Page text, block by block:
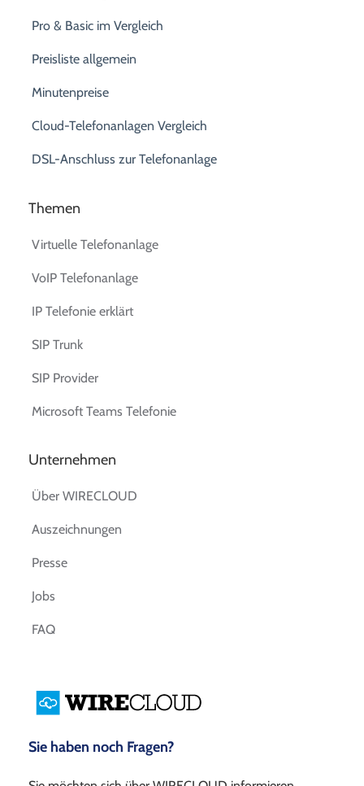
Pro & Basic im Vergleich
Preisliste allgemein
Minutenpreise
Cloud-Telefonanlagen Vergleich
DSL-Anschluss zur Telefonanlage
Themen
Virtuelle Telefonanlage
VoIP Telefonanlage
IP Telefonie erklärt
SIP Trunk
SIP Provider
Microsoft Teams Telefonie
Unternehmen
Über WIRECLOUD
Auszeichnungen
Presse
Jobs
FAQ
Sie haben noch Fragen?